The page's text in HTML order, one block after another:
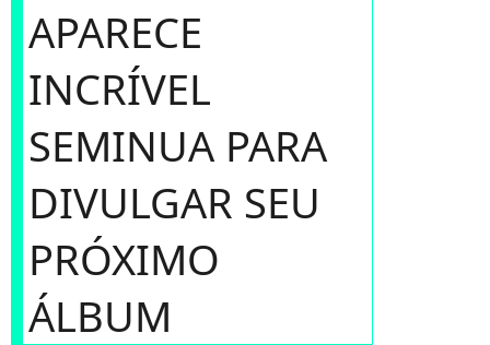
APARECE
INCRÍVEL
SEMINUA PARA
DIVULGAR SEU
PRÓXIMO
ÁLBUM